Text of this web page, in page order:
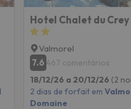
Hotel Chalet du Crey
Valmorel
7.6 467 comentários
18/12/26 a 20/12/26 (2
2 dias de forfait em
Domaine